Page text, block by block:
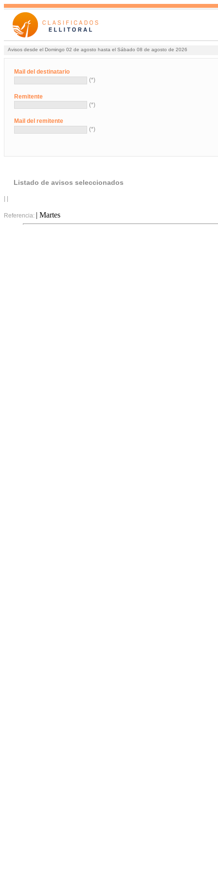
Avisos desde el Domingo 02 de agosto hasta el Sábado 08 de agosto de 2026
Mail del destinatario
(*)
Remitente
(*)
Mail del remitente
(*)
Listado de avisos seleccionados
Referencia: | Martes